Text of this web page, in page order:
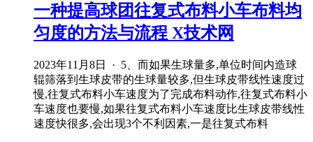
一种提高球团往复式布料小车布料均
匀度的方法与流程 X技术网
2023年11月8日 · 5、而如果生球量多,单位时间内造球
辊筛落到生球皮带的生球量较多,但生球皮带线性速度过
慢,往复式布料小车速度为了完成布料动作,往复式布料小
车速度也要慢,如果往复式布料小车速度比生球皮带线性
速度快很多,会出现3个不利因素,一是往复式布料